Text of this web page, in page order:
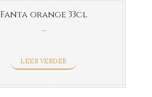
Fanta orange 33cl
...
LEES VERDER